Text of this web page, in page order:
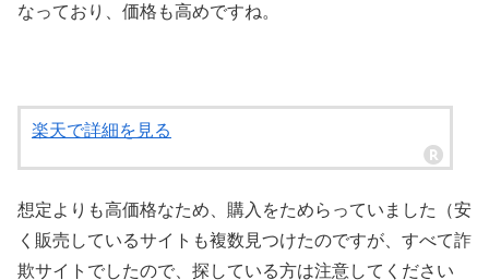
なっており、価格も高めですね。
楽天で詳細を見る
想定よりも高価格なため、購入をためらっていました（安
く販売しているサイトも複数見つけたのですが、すべて詐
欺サイトでしたので、探している方は注意してください